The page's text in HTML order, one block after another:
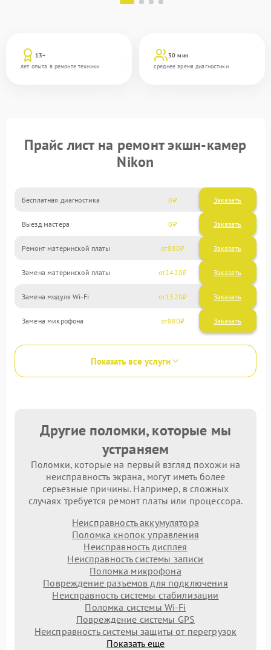
13+
лет опыта в ремонте техники
30 мин
среднее время диагностики
Прайс лист на ремонт экшн-камер
Nikon
Бесплатная диагностика 0 Заказать
Выезд мастера 0 Заказать
Ремонт материнской платы 880
Замена материнской платы 2420
Замена модуля Wi-Fi 1320
Замена микрофона 880
Показать все услуги
Другие поломки, которые мы
устраняем
Поломки, которые на первый взгляд похожи на
неисправность экрана, могут иметь более
серьезные причины. Например, в сложных
случаях требуется ремонт платы или процессора.
Неисправность аккумулятора
Поломка кнопок управления
Неисправность дисплея
Неисправность системы записи
Поломка микрофона
Повреждение разъемов для подключения
Неисправность системы стабилизации
Поломка системы Wi-Fi
Повреждение системы GPS
Неисправность системы защиты от перегрузок
Показать еще